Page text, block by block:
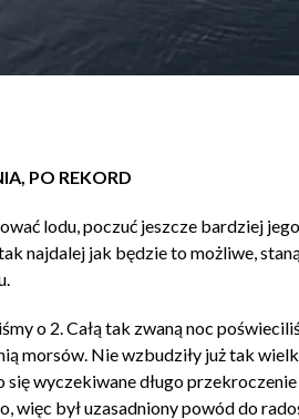
PO REKORD
lodu, poczuć jeszcze bardziej
najdalej jak będzie to możliwe,
o 2. Całą tak zwaną noc
morsów. Nie wzbudziły już tak
się wyczekiwane długo
więc był uzasadniony powód do